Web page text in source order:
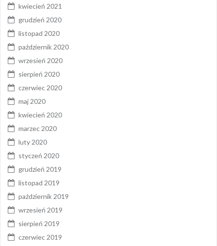
kwiecień 2021
grudzień 2020
listopad 2020
październik 2020
wrzesień 2020
sierpień 2020
czerwiec 2020
maj 2020
kwiecień 2020
marzec 2020
luty 2020
styczeń 2020
grudzień 2019
listopad 2019
październik 2019
wrzesień 2019
sierpień 2019
czerwiec 2019